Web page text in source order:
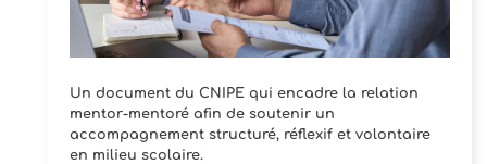
Un document du CNIPE qui encadre la relation
mentor-mentoré afin de soutenir un
accompagnement structuré, réflexif et volontaire
en milieu scolaire.